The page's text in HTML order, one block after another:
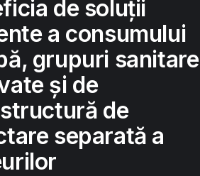
de soluții
a consumului
grupuri sanitare
și de
de
separată a